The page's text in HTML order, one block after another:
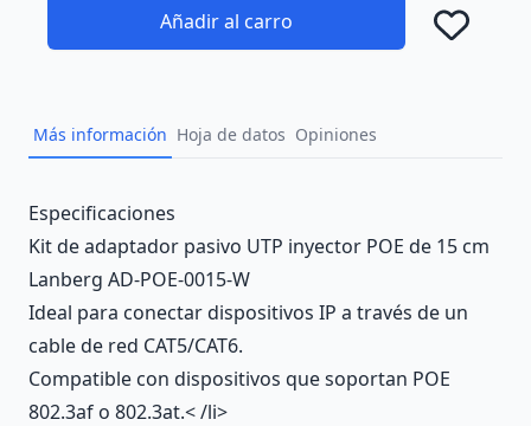
Añadir al carro
Más información Hoja de datos Opiniones
Description
Especificaciones
Kit de adaptador pasivo UTP inyector POE de 15 cm
Lanberg AD-POE-0015-W
Ideal para conectar dispositivos IP a través de un
cable de red CAT5/CAT6.
Compatible con dispositivos que soportan POE
802.3af o 802.3at.< /li>